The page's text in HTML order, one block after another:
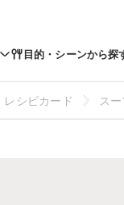
目的・シーンから探
レシピカード ス